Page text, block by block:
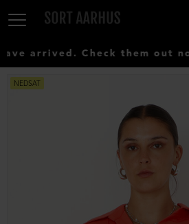
arrived. Check them out now
NEDSAT